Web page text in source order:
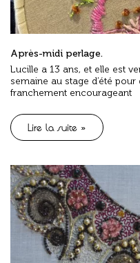
Après-midi perlage.
Lucille a 13 ans, et elle est
semaine au stage d’été
franchement encourageant
Lire la suite »